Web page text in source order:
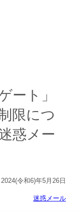
ート」
限につ
惑メー
2024(令和6)年5月26日
迷惑メール